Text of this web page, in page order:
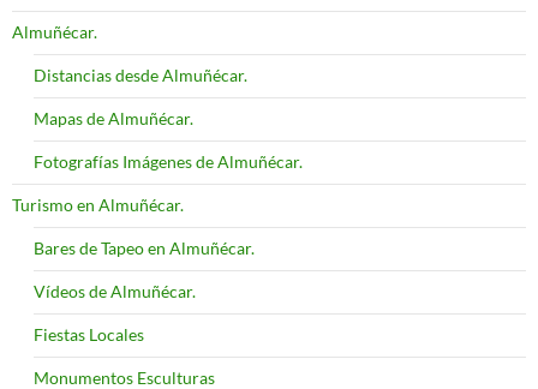
Almuñécar.
Distancias desde Almuñécar.
Mapas de Almuñécar.
Fotografías Imágenes de Almuñécar.
Turismo en Almuñécar.
Bares de Tapeo en Almuñécar.
Vídeos de Almuñécar.
Fiestas Locales
Monumentos Esculturas